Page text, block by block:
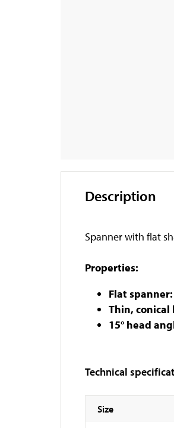
Description
Spanner with flat
Properties:
Flat spanner:
Thin, conical
15° head
Technical
Size